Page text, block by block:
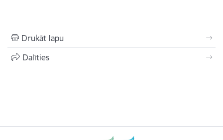
Drukāt lapu
Dalīties